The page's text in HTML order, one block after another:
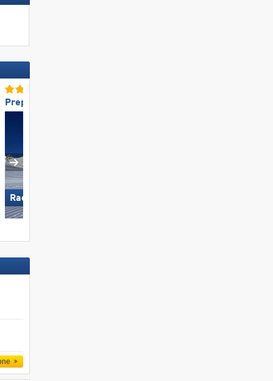
»
Preparazione delle piste TOP
Racines-Giovo